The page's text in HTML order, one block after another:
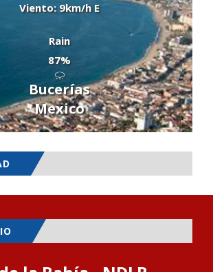
Viento: 9km/h E
Rain
87%
Bucerías
Mexico